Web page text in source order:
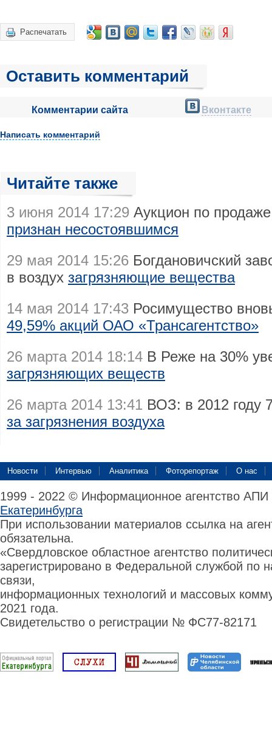
Распечатать
Оставить комментарий
Комментарии сайта Вконтакте
Написать комментарий
Читайте также
3 июня 2014 17:29 Аукцион по
признан несостоявшимся
29 мая 2014 15:26 Богдановичский
в воздух загрязняющие вещества
14 мая 2014 17:43 Росимущество
49,59% акций ОАО «Трансагентство»
26 марта 2014 18:14 В Реже на 30%
загрязняющих веществ
26 марта 2014 13:41 ВОЗ: в 2012 году
за загрязнения воздуха
Новости Интервью Аналитика Фоторепортаж О нас
1999 - 2022 © Информационное агентство
Екатеринбурга
При использовании материалов ссылка на
обязательна.
«Свердловское областное агентство
зарегистрировано в Федеральной службой по
связи,
информационных технологий и массовых
2021 года.
Свидетельство о регистрации № ФС77-82171